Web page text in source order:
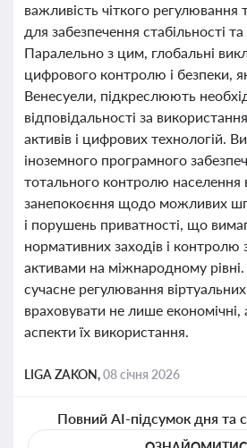
важливість чіткого регулювання
для забезпечення стабільності та
Паралельно з цим, глобальні
цифрового контролю і безпеки,
Венесуели, підкреслюють
відповідальності за
активів і цифрових технологій.
іноземного програмного
тотального контролю населення
занепокоєння щодо можливих
і порушень приватності, що
нормативних заходів і
активами на міжнародному
сучасне регулювання
враховувати не лише економічні,
аспекти їх використання.
LIGA ZAKON,08 січня 2026
Повний AI-підсумок дня та